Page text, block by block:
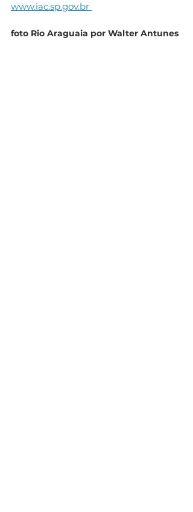
www.iac.sp.gov.br
foto Rio Araguaia por Walter Antunes